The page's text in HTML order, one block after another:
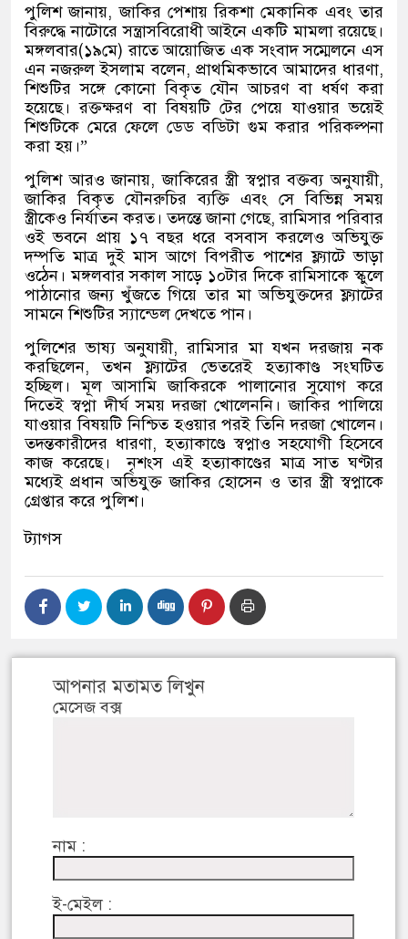
পুলিশ জানায়,জাকির পেশায় রিকশা মেকানিক এবং তার
বিরুদ্ধে নাটোরে সন্ত্রাসবিরোধী আইনে একটি মামলা রয়েছে।
মঙ্গলবার(১৯মে)রাতে আয়োজিত এক সংবাদ সম্মেলনে এস
এন নজরুল ইসলাম বলেন, প্রাথমিকভাবে আমাদের ধারণা,
শিশুটির সঙ্গে কোনো বিকৃত যৌন আচরণ বা ধর্ষণ করা
হয়েছে। রক্তক্ষরণ বা বিষয়টি টের পেয়ে যাওয়ার ভয়েই
শিশুটিকে মেরে ফেলে ডেড বডিটা গুম করার পরিকল্পনা
করা হয়।”
পুলিশ আরও জানায়,জাকিরের স্ত্রী স্বপ্নার বক্তব্য অনুযায়ী,
জাকির বিকৃত যৌনরুচির ব্যক্তি এবং সে বিভিন্ন সময়
স্ত্রীকেও নির্যাতন করত। তদন্তে জানা গেছে,রামিসার পরিবার
ওই ভবনে প্রায় ১৭ বছর ধরে বসবাস করলেও অভিযুক্ত
দম্পতি মাত্র দুই মাস আগে বিপরীত পাশের ফ্ল্যাটে ভাড়া
ওঠেন। মঙ্গলবার সকাল সাড়ে ১০টার দিকে রামিসাকে স্কুলে
পাঠানোর জন্য খুঁজতে গিয়ে তার মা অভিযুক্তদের ফ্ল্যাটের
সামনে শিশুটির স্যান্ডেল দেখতে পান।
পুলিশের ভাষ্য অনুযায়ী,রামিসার মা যখন দরজায় নক
করছিলেন,তখন ফ্ল্যাটের ভেতরেই হত্যাকাণ্ড সংঘটিত
হচ্ছিল। মূল আসামি জাকিরকে পালানোর সুযোগ করে
দিতেই স্বপ্না দীর্ঘ সময় দরজা খোলেননি। জাকির পালিয়ে
যাওয়ার বিষয়টি নিশ্চিত হওয়ার পরই তিনি দরজা খোলেন।
তদন্তকারীদের ধারণা,হত্যাকাণ্ডে স্বপ্নাও সহযোগী হিসেবে
কাজ করেছে।
নৃশংস এই হত্যাকাণ্ডের মাত্র সাত ঘণ্টার
মধ্যেই প্রধান অভিযুক্ত জাকির হোসেন ও তার স্ত্রী স্বপ্নাকে
গ্রেপ্তার করে পুলিশ।
ট্যাগস
আপনার মতামত লিখুন
মেসেজ বক্স
নাম :
ই-মেইল :